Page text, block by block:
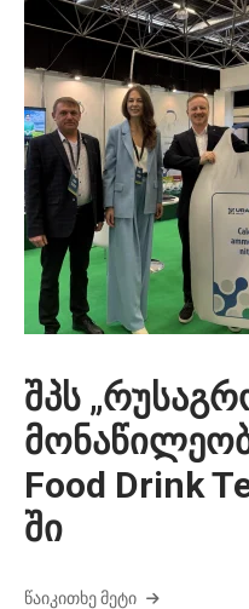
შპს
Food Drink
ში
ᲬᲐᲘᲙᲘᲗᲮᲔ ᲛᲔᲢᲘ